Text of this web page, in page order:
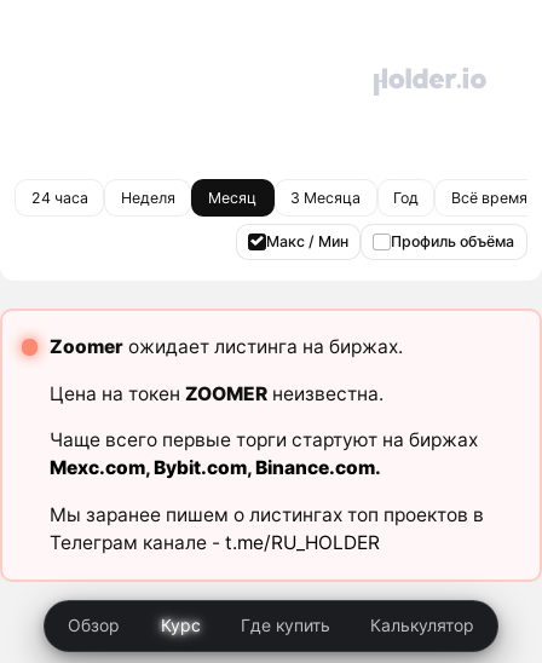
24 часа Неделя Месяц 3 Месяца Год Всё время
Макс / Мин Профиль объёма
Zoomerожидает листинга на биржах.
Цена на токен ZOOMERнеизвестна.
Чаще всего первые торги стартуют на биржах
Mexc.com,Bybit.com,Binance.com.
Мы заранее пишем о листингах топ проектов в
Телеграм канале - t.me/RU_HOLDER
Обзор Курс Где купить Калькулятор